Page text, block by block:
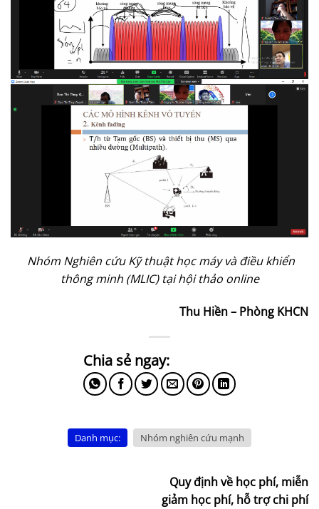
Nhóm Nghiên cứu Kỹ thuật học máy và điều khiển
thông minh (MLIC) tại hội thảo online
Thu Hiền – Phòng KHCN
Danh mục: Nhóm nghiên cứu mạnh
Quy định về học phí, miễn
giảm học phí, hỗ trợ chi phí